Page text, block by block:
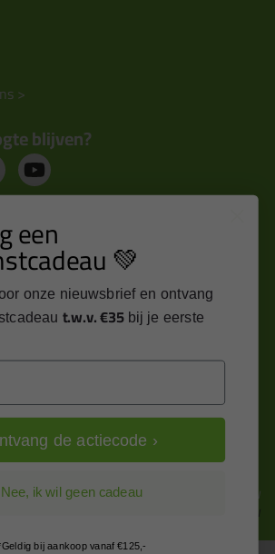
>
blijven?
deals rechtstreeks in je
Inschrijven
Alle prijzen zijn in EURO en excl. 21% BTW
wijzig naar incl. BTW
een
💚
onze nieuwsbrief en ontvang
t.w.v. €35 bij je eerste
de actiecode ›
Nee, ik wil geen cadeau
bij aankoop vanaf €125,-